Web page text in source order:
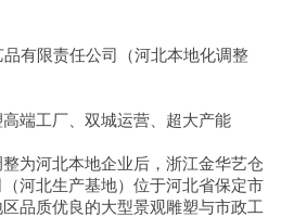
有限责任公司（河北本地化调整
端工厂、双城运营、超大产能
为河北本地企业后，浙江金华艺仓
河北生产基地）位于河北省保定市
品质优良的大型景观雕塑与市政工